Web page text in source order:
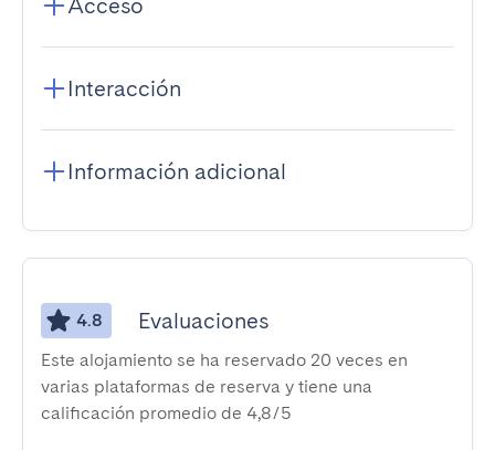
Acceso
Interacción
Información adicional
4.8 Evaluaciones
Este alojamiento se ha reservado 20 veces en
varias plataformas de reserva y tiene una
calificación promedio de 4,8/5